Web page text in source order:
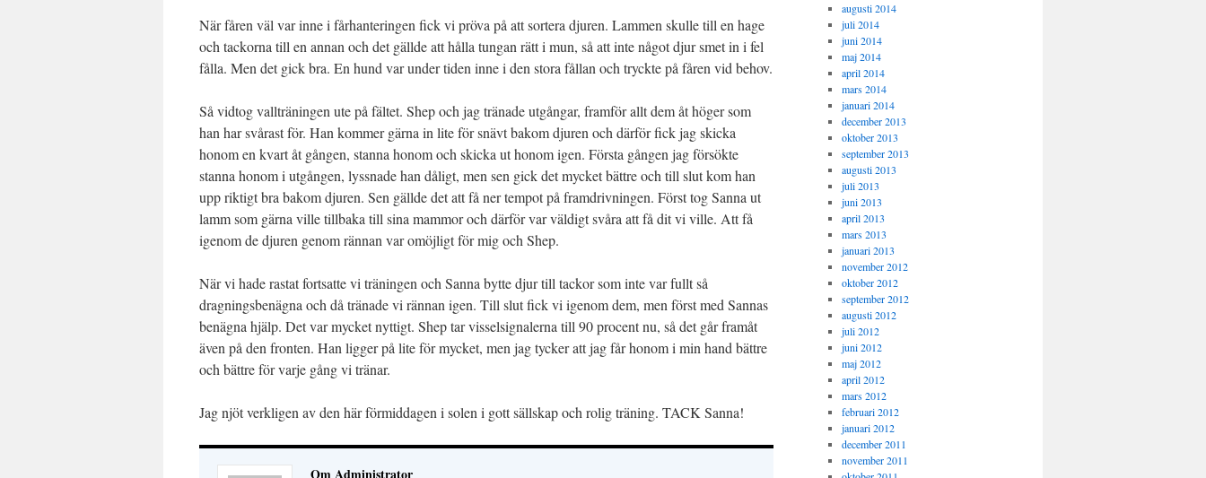
När fåren väl var inne i fårhanteringen fick vi pröva på att sortera djuren. Lammen skulle till en hage
och tackorna till en annan och det gällde att hålla tungan rätt i mun, så att inte något djur smet in i fel
fålla. Men det gick bra. En hund var under tiden inne i den stora fållan och tryckte på fåren vid behov.
Så vidtog vallträningen ute på fältet. Shep och jag tränade utgångar, framför allt dem åt höger som
han har svårast för. Han kommer gärna in lite för snävt bakom djuren och därför fick jag skicka
honom en kvart åt gången, stanna honom och skicka ut honom igen. Första gången jag försökte
stanna honom i utgången, lyssnade han dåligt, men sen gick det mycket bättre och till slut kom han
upp riktigt bra bakom djuren. Sen gällde det att få ner tempot på framdrivningen. Först tog Sanna ut
lamm som gärna ville tillbaka till sina mammor och därför var väldigt svåra att få dit vi ville. Att få
igenom de djuren genom rännan var omöjligt för mig och Shep.
När vi hade rastat fortsatte vi träningen och Sanna bytte djur till tackor som inte var fullt så
dragningsbenägna och då tränade vi rännan igen. Till slut fick vi igenom dem, men först med Sannas
benägna hjälp. Det var mycket nyttigt. Shep tar visselsignalerna till 90 procent nu, så det går framåt
även på den fronten. Han ligger på lite för mycket, men jag tycker att jag får honom i min hand bättre
och bättre för varje gång vi tränar.
Jag njöt verkligen av den här förmiddagen i solen i gott sällskap och rolig träning. TACK Sanna!
Om Administrator
augusti 2014
juli 2014
juni 2014
maj 2014
april 2014
mars 2014
januari 2014
december 2013
oktober 2013
september 2013
augusti 2013
juli 2013
juni 2013
april 2013
mars 2013
januari 2013
november 2012
oktober 2012
september 2012
augusti 2012
juli 2012
juni 2012
maj 2012
april 2012
mars 2012
februari 2012
januari 2012
december 2011
november 2011